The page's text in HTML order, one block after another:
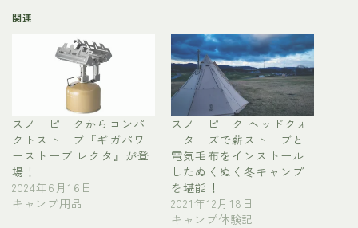
関連
スノーピークからコンパ
クトストーブ『ギガパワ
ーストーブ レクタ』が登
場！
2024年6月16日
キャンプ用品
スノーピーク ヘッドクォ
ーターズで薪ストーブと
電気毛布をインストール
したぬくぬく冬キャンプ
を堪能！
2021年12月18日
キャンプ体験記